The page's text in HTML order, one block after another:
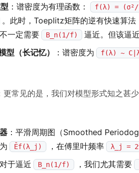
：谱密度为有理函数：
f(λ) =
。此时，Toeplitz矩阵的逆有快速算
一定需要
B_n(1/f)
逼近。但该逼
型（长记忆）
：谱密度为 f(λ) ~
更常见的是，我们对模型形式知之甚
：平滑周期图（Smoothed
Ěf(λ_j) ，在傅里叶频率 λ_j =
对于逼近 B_n(1/f) ，我们尤其需要